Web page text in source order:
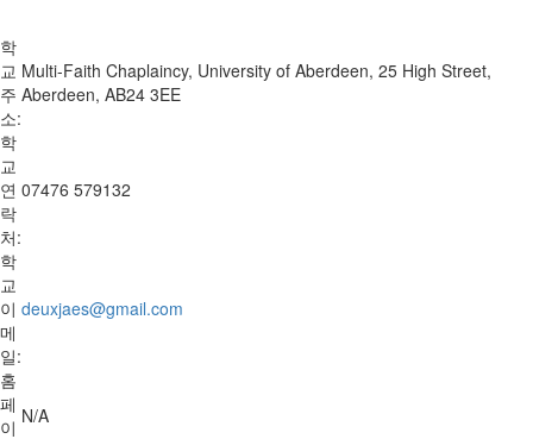
학
교
주
소:
Multi-Faith Chaplaincy, University of Aberdeen, 25 High Street,
Aberdeen, AB24 3EE
학
교
연
락
처:
07476 579132
학
교
이
메
일:
deuxjaes@gmail.com
홈
페
이 N/A